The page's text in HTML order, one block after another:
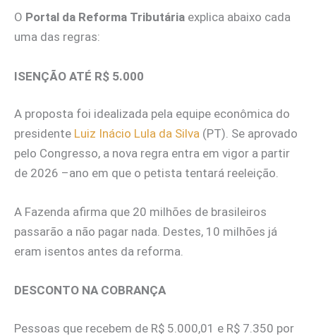
O Portal da Reforma Tributária explica abaixo cada
uma das regras:
ISENÇÃO ATÉ R$ 5.000
A proposta foi idealizada pela equipe econômica do
presidente Luiz Inácio Lula da Silva (PT). Se aprovado
pelo Congresso, a nova regra entra em vigor a partir
de 2026 –ano em que o petista tentará reeleição.
A Fazenda afirma que 20 milhões de brasileiros
passarão a não pagar nada. Destes, 10 milhões já
eram isentos antes da reforma.
DESCONTO NA COBRANÇA
Pessoas que recebem de R$ 5.000,01 e R$ 7.350 por